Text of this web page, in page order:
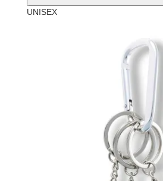
UNISEX